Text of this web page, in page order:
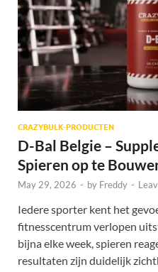
CRAZYBULK-PRODUCTEN
D-Bal Belgie –
Spieren op te
May 29, 2026 - by Freddy -
Iedere sporter kent het
fitnesscentrum verlopen
bijna elke week, spieren
resultaten zijn duidelijk